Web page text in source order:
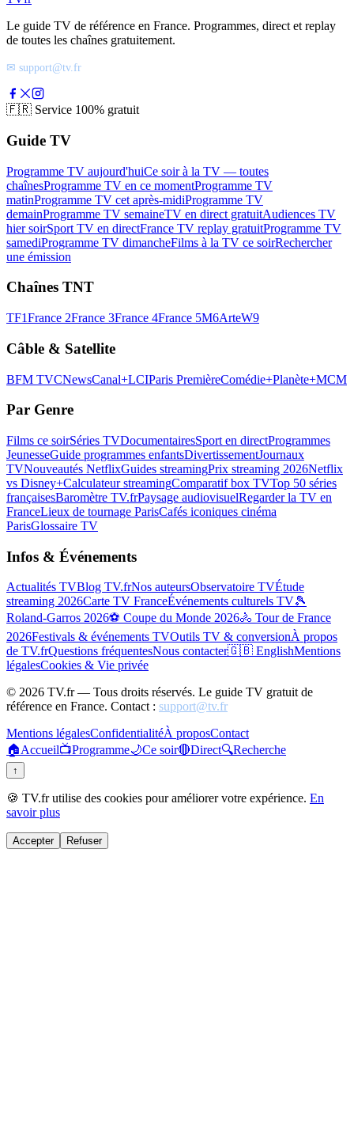
Le guide TV de référence en France. Programmes, direct et replay
de toutes les chaînes gratuitement.
✉ support@tv.fr
🇫🇷 Service 100% gratuit
Guide TV
Programme TV aujourd'huiCe soir à la TV — toutes
chaînesProgramme TV en ce momentProgramme TV
matinProgramme TV cet après-midiProgramme TV
demainProgramme TV semaineTV en direct gratuitAudiences TV
hier soirSport TV en directFrance TV replay gratuitProgramme TV
samediProgramme TV dimancheFilms à la TV ce soirRechercher
une émission
Chaînes TNT
TF1France 2France 3France 4France 5M6ArteW9
Câble & Satellite
BFM TVCNewsCanal+LCIParis PremièreComédie+Planète+MCM
Par Genre
Films ce soirSéries TVDocumentairesSport en directProgrammes
JeunesseGuide programmes enfantsDivertissementJournaux
TVNouveautés NetflixGuides streamingPrix streaming 2026Netflix
vs Disney+Calculateur streamingComparatif box TVTop 50 séries
françaisesBaromètre TV.frPaysage audiovisuelRegarder la TV en
FranceLieux de tournage ParisCafés iconiques cinéma
ParisGlossaire TV
Infos & Événements
Actualités TVBlog TV.frNos auteursObservatoire TVÉtude
streaming 2026Carte TV FranceÉvénements culturels TV🎾
Roland-Garros 2026⚽ Coupe du Monde 2026🚴 Tour de France
2026Festivals & événements TVOutils TV & conversionÀ propos
de TV.frQuestions fréquentesNous contacter🇬🇧 EnglishMentions
légalesCookies & Vie privée
© 2026 TV.fr — Tous droits réservés. Le guide TV gratuit de
référence en France. Contact : support@tv.fr
Mentions légalesConfidentialitéÀ proposContact
🏠Accueil📺Programme🌙Ce soir🔴Direct🔍Recherche
↑
🍪 TV.fr utilise des cookies pour améliorer votre expérience. En
savoir plus
Accepter Refuser